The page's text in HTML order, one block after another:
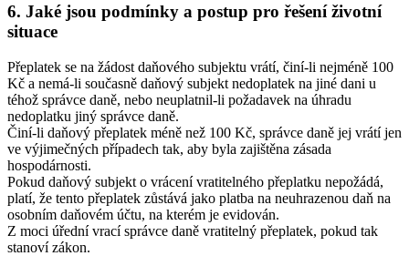
6. Jaké jsou podmínky a postup pro řešení životní
situace
Přeplatek se na žádost daňového subjektu vrátí, činí-li nejméně 100
Kč a nemá-li současně daňový subjekt nedoplatek na jiné dani u
téhož správce daně, nebo neuplatnil-li požadavek na úhradu
nedoplatku jiný správce daně.
Činí-li daňový přeplatek méně než 100 Kč, správce daně jej vrátí jen
ve výjimečných případech tak, aby byla zajištěna zásada
hospodárnosti.
Pokud daňový subjekt o vrácení vratitelného přeplatku nepožádá,
platí, že tento přeplatek zůstává jako platba na neuhrazenou daň na
osobním daňovém účtu, na kterém je evidován.
Z moci úřední vrací správce daně vratitelný přeplatek, pokud tak
stanoví zákon.